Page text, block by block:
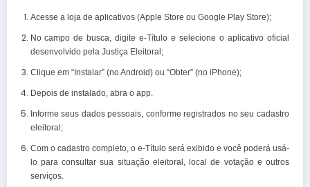
Acesse a loja de aplicativos (Apple Store ou Google Play Store);
No campo de busca, digite e-Título e selecione o aplicativo oficial
desenvolvido pela Justiça Eleitoral;
Clique em “Instalar” (no Android) ou “Obter” (no iPhone);
Depois de instalado, abra o app.
Informe seus dados pessoais, conforme registrados no seu cadastro
eleitoral;
Com o cadastro completo, o e-Título será exibido e você poderá usá-
lo para consultar sua situação eleitoral, local de votação e outros
serviços.